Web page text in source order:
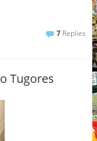
7 Replies
Tugores